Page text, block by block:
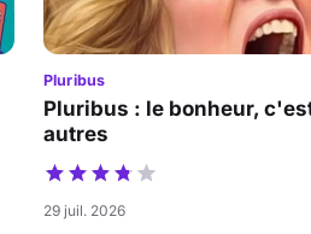
Pluribus
Pluribus : le bonheur,
autres
29 juil. 2026